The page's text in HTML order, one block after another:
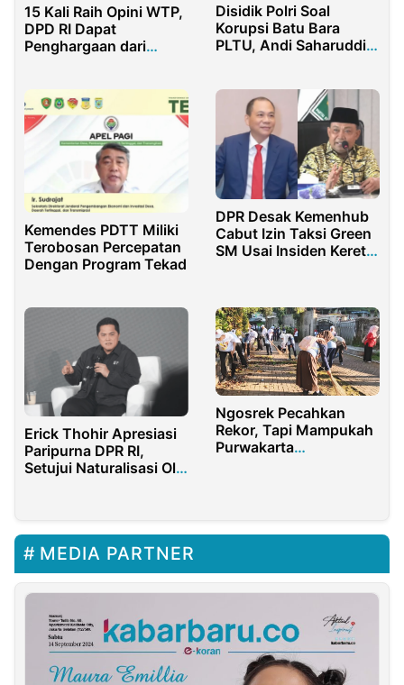
15 Kali Raih Opini WTP,
DPD RI Dapat
Penghargaan dari
Disidik Polri Soal
Korupsi Batu Bara
PLTU, Andi Saharuddin
Kemendes PDTT Miliki
Terobosan Percepatan
Dengan Program Tekad
DPR Desak Kemenhub
Cabut Izin Taksi Green
SM Usai Insiden Kereta
Erick Thohir Apresiasi
Paripurna DPR RI,
Setujui Naturalisasi Ole
Ngosrek Pecahkan
Rekor, Tapi Mampukah
Purwakarta
MEDIA PARTNER